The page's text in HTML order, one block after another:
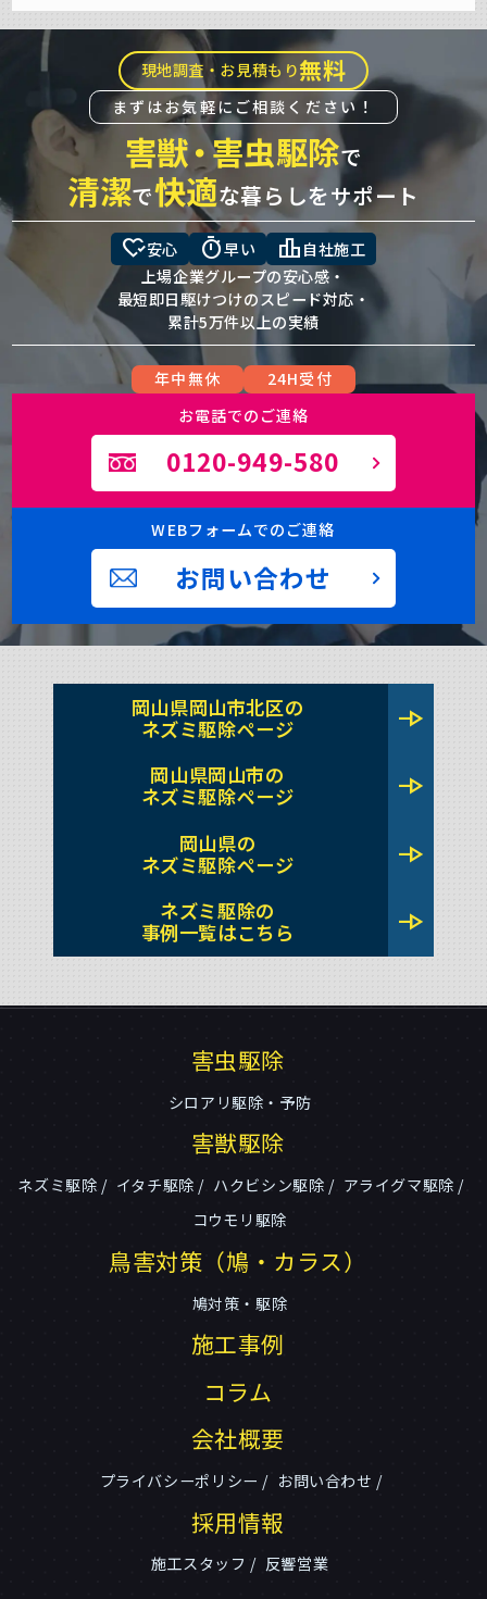
現地調査・お見積もり無料
まずはお気軽にご相談ください！
害獣・害虫駆除で
清潔で快適な暮らしをサポート
heart_check安心 timer早い leaderboard 自社施工
上場企業グループの安心感・
最短即日駆けつけのスピード対応・
累計5万件以上の実績
年中無休
24H受付
お電話でのご連絡
0120-949-580
WEBフォームでのご連絡
お問い合わせ
岡山県岡山市北区の
ネズミ駆除ページ
line_end_arrow
岡山県岡山市の
ネズミ駆除ページ
line_end_arrow
岡山県の
ネズミ駆除ページ
line_end_arrow
ネズミ駆除の
事例一覧はこちら
line_end_arrow
害虫駆除
シロアリ駆除・予防
害獣駆除
ネズミ駆除 イタチ駆除 ハクビシン駆除
アライグマ駆除
コウモリ駆除
鳥害対策（鳩・カラス）
鳩対策・駆除
施工事例
コラム
会社概要
プライバシーポリシー お問い合わせ
採用情報
施工スタッフ 反響営業